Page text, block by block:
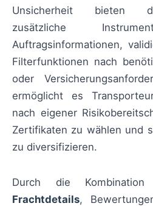
Unsicherheit bieten
zusätzliche
Auftragsinformationen,
Filterfunktionen nach
oder
ermöglicht es
nach eigener
Zertifikaten zu wählen und
zu diversifizieren.
Durch die
Frachtdetails,